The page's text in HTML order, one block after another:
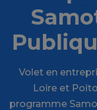
Volet en
Loire et
programme